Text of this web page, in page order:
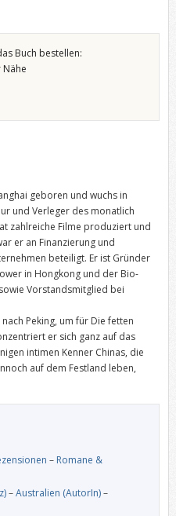
Buch bestellen:
geboren und wuchs in
und Verleger des monatlich
zahlreiche Filme produziert und
er an Finanzierung und
beteiligt. Er ist Gründer
in Hongkong und der Bio-
Vorstandsmitglied bei
Peking, um für Die fetten
er sich ganz auf das
intimen Kenner Chinas, die
auf dem Festland leben,
– Romane &
–Australien (AutorIn)–